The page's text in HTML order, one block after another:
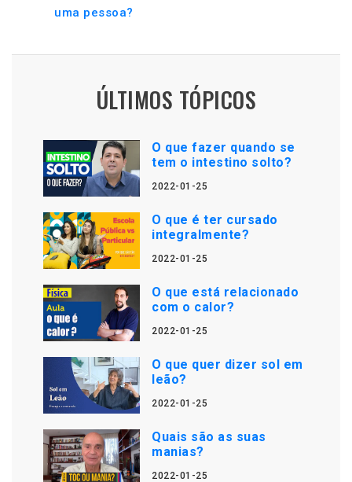
uma pessoa?
ÚLTIMOS TÓPICOS
O que fazer quando se
tem o intestino solto?
2022-01-25
O que é ter cursado
integralmente?
2022-01-25
O que está relacionado
com o calor?
2022-01-25
O que quer dizer sol em
leão?
2022-01-25
Quais são as suas
manias?
2022-01-25